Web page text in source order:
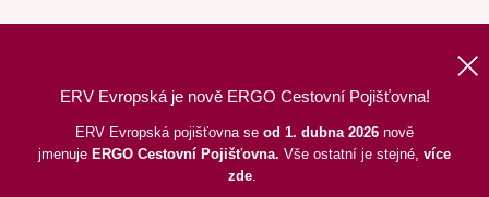
ERV Evropská je nově ERGO Cestovní Pojišťovna!
ERV Evropská pojišťovna se od 1. dubna 2026 nově
jmenuje ERGO Cestovní Pojišťovna. Vše ostatní je stejné, více
zde.
©2026 ERGO Cestovní Pojišťovna, a. s., pod dohledem ČNB